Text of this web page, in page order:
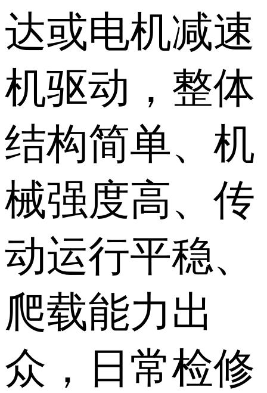
达或电机减速
机驱动，整体
结构简单、机
械强度高、传
动运行平稳、
爬载能力出
众，日常检修